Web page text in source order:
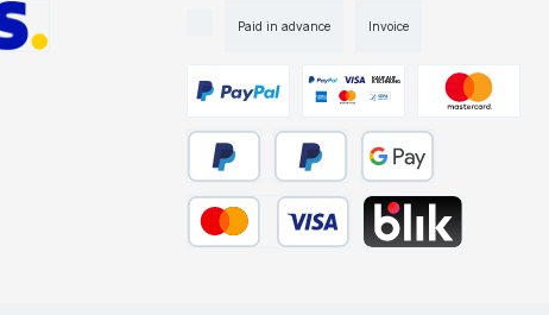
Pay Later PayPal Google Pay
Paid in advance Invoice
Custom image 1Custom image 2Custom image 3